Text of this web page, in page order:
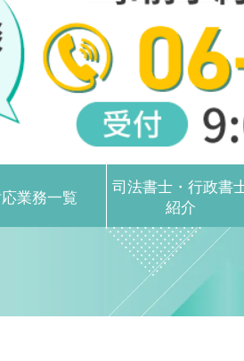
業務一覧
司法書士・行政書
紹介